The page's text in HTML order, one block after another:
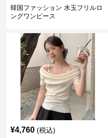
韓国ファッション 水玉フリルロ
ングワンピース
¥4,760 (税込)